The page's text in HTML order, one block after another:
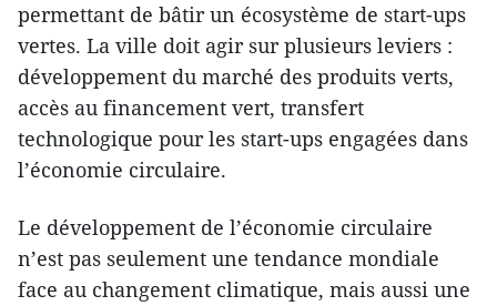
permettant de bâtir un écosystème de start-ups
vertes. La ville doit agir sur plusieurs leviers :
développement du marché des produits verts,
accès au financement vert, transfert
technologique pour les start-ups engagées dans
l’économie circulaire.
Le développement de l’économie circulaire
n’est pas seulement une tendance mondiale
face au changement climatique, mais aussi une